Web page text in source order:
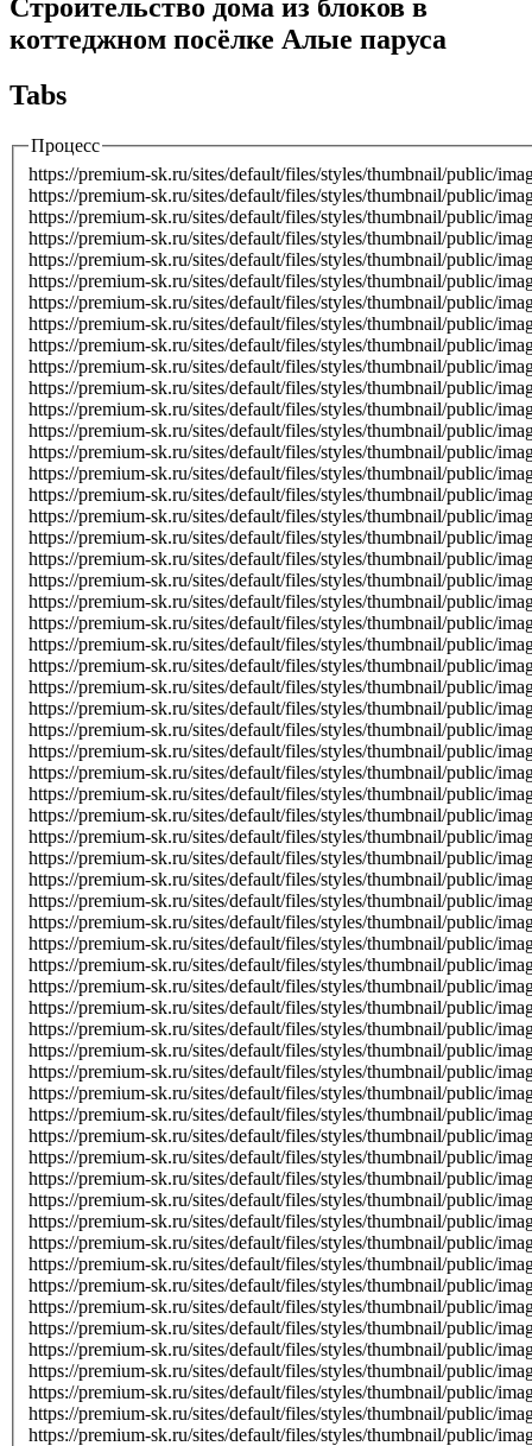
Строительство дома из блоков в
коттеджном посёлке Алые паруса
Tabs
Процесс
https://premium-sk.ru/sites/default/files/styles/thumbnail/public/
https://premium-sk.ru/sites/default/files/styles/thumbnail/public/
https://premium-sk.ru/sites/default/files/styles/thumbnail/public/
https://premium-sk.ru/sites/default/files/styles/thumbnail/public/
https://premium-sk.ru/sites/default/files/styles/thumbnail/public/
https://premium-sk.ru/sites/default/files/styles/thumbnail/public/
https://premium-sk.ru/sites/default/files/styles/thumbnail/public/
https://premium-sk.ru/sites/default/files/styles/thumbnail/public/
https://premium-sk.ru/sites/default/files/styles/thumbnail/public/
https://premium-sk.ru/sites/default/files/styles/thumbnail/public/
https://premium-sk.ru/sites/default/files/styles/thumbnail/public/
https://premium-sk.ru/sites/default/files/styles/thumbnail/public/
https://premium-sk.ru/sites/default/files/styles/thumbnail/public/
https://premium-sk.ru/sites/default/files/styles/thumbnail/public/
https://premium-sk.ru/sites/default/files/styles/thumbnail/public/
https://premium-sk.ru/sites/default/files/styles/thumbnail/public/
https://premium-sk.ru/sites/default/files/styles/thumbnail/public/
https://premium-sk.ru/sites/default/files/styles/thumbnail/public/
https://premium-sk.ru/sites/default/files/styles/thumbnail/public/
https://premium-sk.ru/sites/default/files/styles/thumbnail/public/
https://premium-sk.ru/sites/default/files/styles/thumbnail/public/
https://premium-sk.ru/sites/default/files/styles/thumbnail/public/
https://premium-sk.ru/sites/default/files/styles/thumbnail/public/
https://premium-sk.ru/sites/default/files/styles/thumbnail/public/
https://premium-sk.ru/sites/default/files/styles/thumbnail/public/
https://premium-sk.ru/sites/default/files/styles/thumbnail/public/
https://premium-sk.ru/sites/default/files/styles/thumbnail/public/
https://premium-sk.ru/sites/default/files/styles/thumbnail/public/
https://premium-sk.ru/sites/default/files/styles/thumbnail/public/
https://premium-sk.ru/sites/default/files/styles/thumbnail/public/
https://premium-sk.ru/sites/default/files/styles/thumbnail/public/
https://premium-sk.ru/sites/default/files/styles/thumbnail/public/
https://premium-sk.ru/sites/default/files/styles/thumbnail/public/
https://premium-sk.ru/sites/default/files/styles/thumbnail/public/
https://premium-sk.ru/sites/default/files/styles/thumbnail/public/
https://premium-sk.ru/sites/default/files/styles/thumbnail/public/
https://premium-sk.ru/sites/default/files/styles/thumbnail/public/
https://premium-sk.ru/sites/default/files/styles/thumbnail/public/
https://premium-sk.ru/sites/default/files/styles/thumbnail/public/
https://premium-sk.ru/sites/default/files/styles/thumbnail/public/
https://premium-sk.ru/sites/default/files/styles/thumbnail/public/
https://premium-sk.ru/sites/default/files/styles/thumbnail/public/
https://premium-sk.ru/sites/default/files/styles/thumbnail/public/
https://premium-sk.ru/sites/default/files/styles/thumbnail/public/
https://premium-sk.ru/sites/default/files/styles/thumbnail/public/
https://premium-sk.ru/sites/default/files/styles/thumbnail/public/
https://premium-sk.ru/sites/default/files/styles/thumbnail/public/
https://premium-sk.ru/sites/default/files/styles/thumbnail/public/
https://premium-sk.ru/sites/default/files/styles/thumbnail/public/
https://premium-sk.ru/sites/default/files/styles/thumbnail/public/
https://premium-sk.ru/sites/default/files/styles/thumbnail/public/
https://premium-sk.ru/sites/default/files/styles/thumbnail/public/
https://premium-sk.ru/sites/default/files/styles/thumbnail/public/
https://premium-sk.ru/sites/default/files/styles/thumbnail/public/
https://premium-sk.ru/sites/default/files/styles/thumbnail/public/
https://premium-sk.ru/sites/default/files/styles/thumbnail/public/
https://premium-sk.ru/sites/default/files/styles/thumbnail/public/
https://premium-sk.ru/sites/default/files/styles/thumbnail/public/
https://premium-sk.ru/sites/default/files/styles/thumbnail/public/
https://premium-sk.ru/sites/default/files/styles/thumbnail/public/